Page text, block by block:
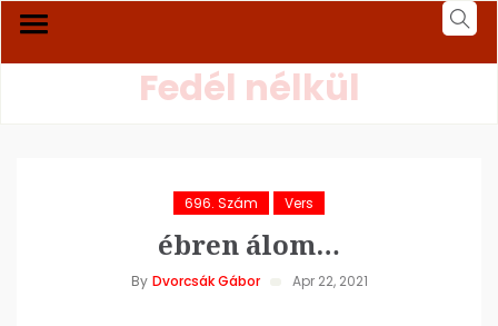
Fedél nélkül
696. Szám Vers
ébren álom…
By Dvorcsák Gábor Apr 22, 2021